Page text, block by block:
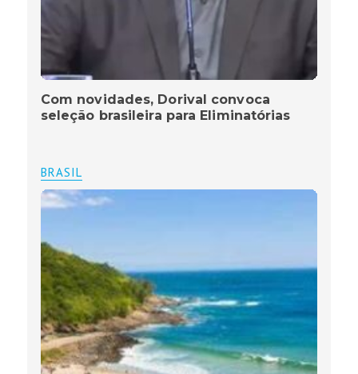
Com novidades, Dorival convoca
seleção brasileira para Eliminatórias
BRASIL